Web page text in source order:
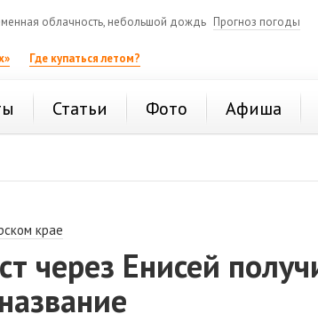
облачность, небольшой дождь Прогноз погоды
Где купаться летом?
Статьи Фото Афиша
крае
через Енисей